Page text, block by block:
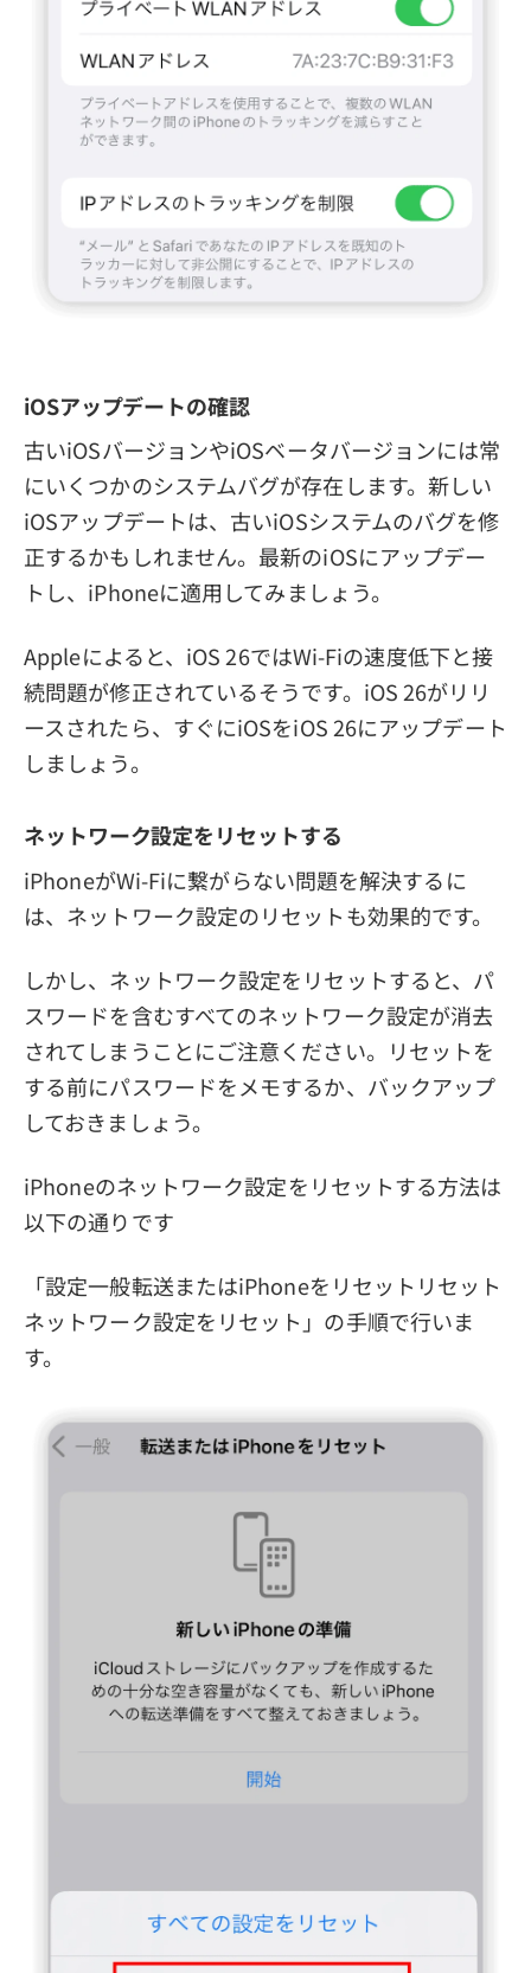
iOSアップデートの確認
古いiOSバージョンやiOSベータバージョンには常
にいくつかのシステムバグが存在します。新しい
iOSアップデートは、古いiOSシステムのバグを修
正するかもしれません。最新のiOSにアップデー
トし、iPhoneに適用してみましょう。
Appleによると、iOS 26ではWi-Fiの速度低下と接
続問題が修正されているそうです。iOS 26がリリ
ースされたら、すぐにiOSをiOS 26にアップデート
しましょう。
ネットワーク設定をリセットする
iPhoneがWi-Fiに繋がらない問題を解決するに
は、ネットワーク設定のリセットも効果的です。
しかし、ネットワーク設定をリセットすると、パ
スワードを含むすべてのネットワーク設定が消去
されてしまうことにご注意ください。リセットを
する前にパスワードをメモするか、バックアップ
しておきましょう。
iPhoneのネットワーク設定をリセットする方法は
以下の通りです
「設定一般転送またはiPhoneをリセットリセット
ネットワーク設定をリセット」の手順で行いま
す。